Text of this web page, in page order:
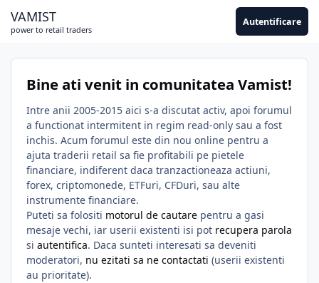
VAMIST
power to retail traders
Autentificare
Bine ati venit in comunitatea Vamist!
Intre anii 2005-2015 aici s-a discutat activ, apoi forumul
a functionat intermitent in regim read-only sau a fost
inchis. Acum forumul este din nou online pentru a
ajuta traderii retail sa fie profitabili pe pietele
financiare, indiferent daca tranzactioneaza actiuni,
forex, criptomonede, ETFuri, CFDuri, sau alte
instrumente financiare.
Puteti sa folositi motorul de cautare pentru a gasi
mesaje vechi, iar userii existenti isi pot recupera parola
si autentifica. Daca sunteti interesati sa deveniti
moderatori, nu ezitati sa ne contactati (userii existenti
au prioritate).